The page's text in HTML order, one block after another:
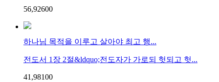
56,92600
하나님 목적을 이루고 살아야 최고 행...
전도서 1장 2절&ldquo;전도자가 가로되 헛되고 헛...
41,98100